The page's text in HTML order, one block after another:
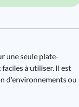
une seule plate-
à utiliser. Il est
d'environnements ou